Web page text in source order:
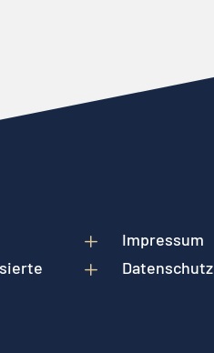
L Impressum
L Datenschutz